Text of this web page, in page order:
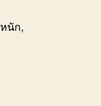
นัก,